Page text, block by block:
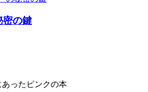
密の鍵
ったピンクの本